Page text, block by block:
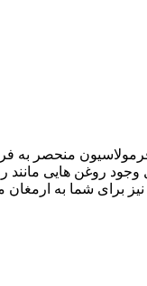
روغن خراطین و زالو دارای ماندگاری دائمی می
روغن هایی
شما به ارمغان